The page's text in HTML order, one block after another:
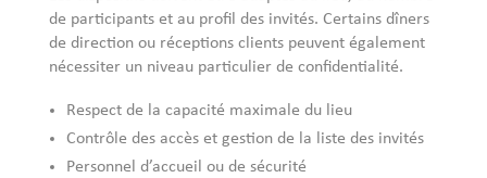
de participants et au profil des invités. Certains dîners
de direction ou réceptions clients peuvent également
nécessiter un niveau particulier de confidentialité.
Respect de la capacité maximale du lieu
Contrôle des accès et gestion de la liste des invités
Personnel d’accueil ou de sécurité